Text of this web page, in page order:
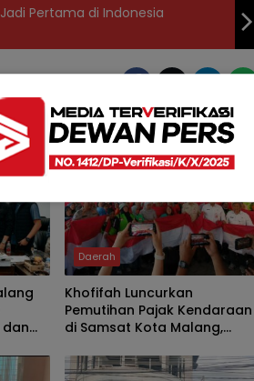
Pertama di Indonesia
dan
Daerah
Khofifah Luncurkan
Pemutihan Pajak Kendaraan
di Samsat Kota Malang,
Meriahkan HUT RI